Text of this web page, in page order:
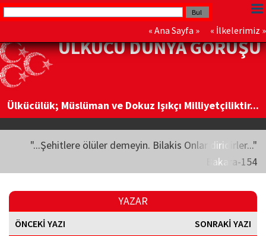
« Ana Sayfa » « İlkelerimiz »
ÜLKÜCÜ DÜNYA GÖRÜŞÜ
Ülkücülük; Müslüman ve Dokuz Işıkçı Milliyetçiliktir...
"...Şehitlere ölüler demeyin. Bilakis Onlar diridirler..."
Bakara-154
YAZAR
ÖNCEKİ YAZI SONRAKİ YAZI